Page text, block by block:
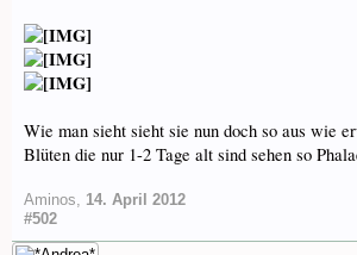
Wie man sieht sieht sie nun doch so aus wie
Blüten die nur 1-2 Tage alt sind sehen so
Aminos, 14. April 2012
#502